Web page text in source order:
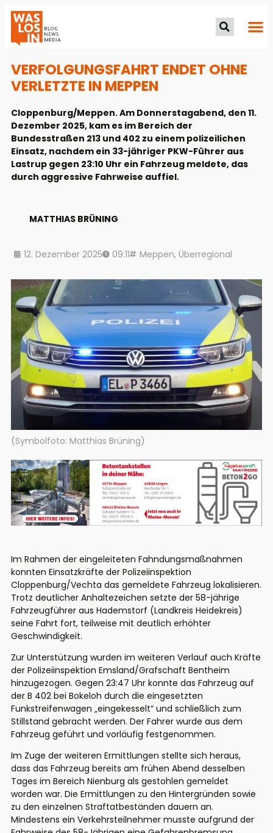
VERFOLGUNGSFAHRT ENDET OHNE
VERLETZTE IN MEPPEN
Cloppenburg/Meppen. Am Donnerstagabend, den 11.
Dezember 2025, kam es im Bereich der
Bundesstraßen 213 und 402 zu einem polizeilichen
Einsatz, nachdem ein 33-jähriger PKW-Führer aus
Lastrup gegen 23:10 Uhr ein Fahrzeug meldete, das
durch aggressive Fahrweise auffiel.
MATTHIAS BRÜNING
12. Dezember 2025 09:11 Meppen, Überregional
(Symbolfoto: Matthias Brüning)
Im Rahmen der eingeleiteten Fahndungsmaßnahmen
konnten Einsatzkräfte der Polizeiinspektion
Cloppenburg/Vechta das gemeldete Fahrzeug lokalisieren.
Trotz deutlicher Anhaltezeichen setzte der 58-jährige
Fahrzeugführer aus Hademstorf (Landkreis Heidekreis)
seine Fahrt fort, teilweise mit deutlich erhöhter
Geschwindigkeit.
Zur Unterstützung wurden im weiteren Verlauf auch Kräfte
der Polizeiinspektion Emsland/Grafschaft Bentheim
hinzugezogen. Gegen 23:47 Uhr konnte das Fahrzeug auf
der B 402 bei Bokeloh durch die eingesetzten
Funkstreifenwagen „eingekesselt“ und schließlich zum
Stillstand gebracht werden. Der Fahrer wurde aus dem
Fahrzeug geführt und vorläufig festgenommen.
Im Zuge der weiteren Ermittlungen stellte sich heraus,
dass das Fahrzeug bereits am frühen Abend desselben
Tages im Bereich Nienburg als gestohlen gemeldet
worden war. Die Ermittlungen zu den Hintergründen sowie
zu den einzelnen Straftatbeständen dauern an.
Mindestens ein Verkehrsteilnehmer musste aufgrund der